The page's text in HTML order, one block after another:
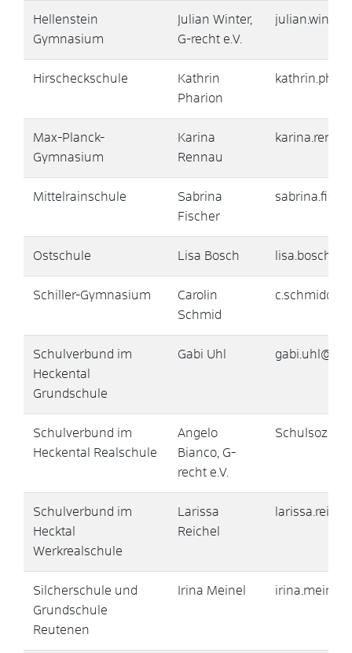
Hellenstein
Gymnasium
Julian Winter,
G-recht e.V.
Hirscheckschule
Kathrin
Pharion
Max-Planck-
Gymnasium
Karina
Rennau
Mittelrainschule
Sabrina
Fischer
Ostschule Lisa Bosch
Schiller-Gymnasium
Carolin
Schmid
Schulverbund im
Heckental
Grundschule
Gabi Uhl
Schulverbund im
Heckental Realschule
Angelo
Bianco, G-
recht e.V.
Schulverbund im
Hecktal
Werkrealschule
Larissa
Reichel
Silcherschule und
Grundschule
Reutenen
Irina Meinel